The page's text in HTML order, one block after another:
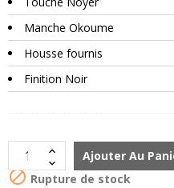
Manche Okoume
Housse fournis
Finition Noir
Ajouter Au
 Rupture de stock